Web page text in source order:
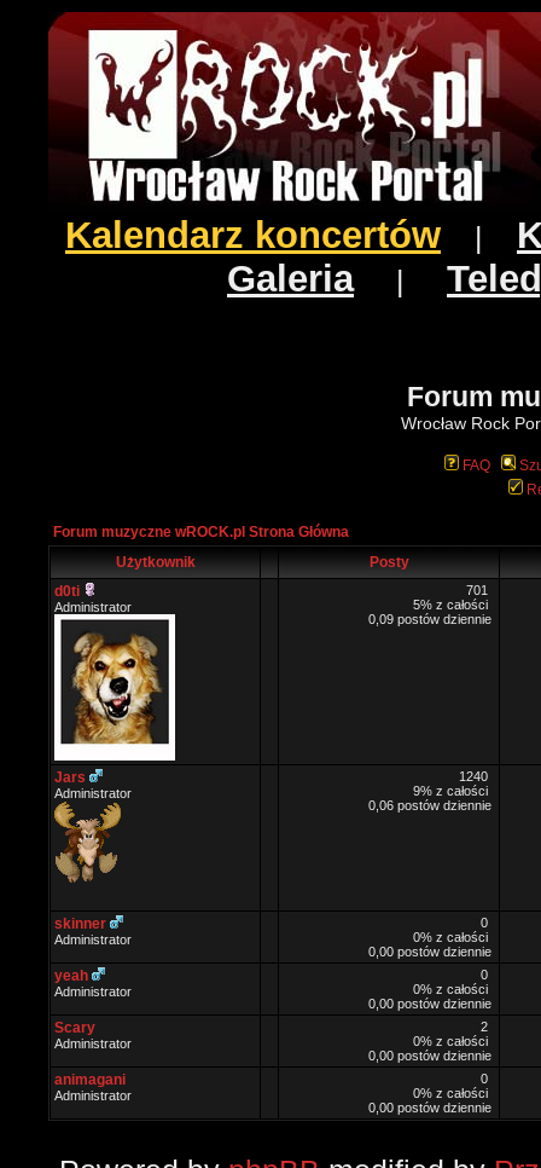
Kalendarz koncertów
Galeria|
Forum
Wrocław Rock
FAQ
Forum muzyczne wROCK.pl Strona Główna
Użytkownik
Posty
d0ti
Administrator
701
5% z całości
0,09 postów dziennie
Jars
Administrator
1240
9% z całości
0,06 postów dziennie
skinner
Administrator
0
0% z całości
0,00 postów dziennie
yeah
Administrator
0
0% z całości
0,00 postów dziennie
Scary
Administrator
2
0% z całości
0,00 postów dziennie
animagani
Administrator
0
0% z całości
0,00 postów dziennie